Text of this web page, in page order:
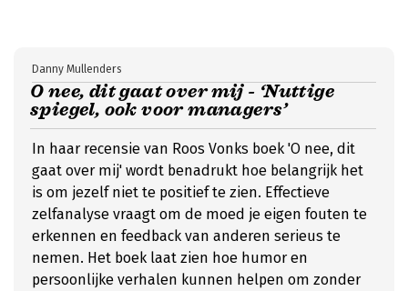
O nee, dit gaat over mij - ‘Nuttige
spiegel, ook voor managers’
Danny Mullenders
In haar recensie van Roos Vonks boek 'O nee, dit
gaat over mij' wordt benadrukt hoe belangrijk het
is om jezelf niet te positief te zien. Effectieve
zelfanalyse vraagt om de moed je eigen fouten te
erkennen en feedback van anderen serieus te
nemen. Het boek laat zien hoe humor en
persoonlijke verhalen kunnen helpen om zonder